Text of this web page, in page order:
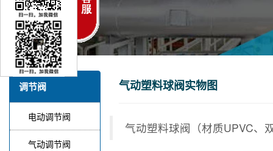
调节阀
电动调节阀
气动调节阀
气动塑料球阀实物图
气动塑料球阀（材质UPVC、